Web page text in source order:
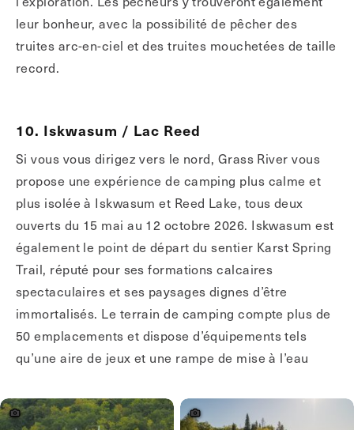
leur bonheur, avec la possibilité de pêcher des
truites arc-en-ciel et des truites mouchetées de taille
record.
10. Iskwasum / Lac Reed
Si vous vous dirigez vers le nord, Grass River vous
propose une expérience de camping plus calme et
plus isolée à Iskwasum et Reed Lake, tous deux
ouverts du 15 mai au 12 octobre 2026. Iskwasum est
également le point de départ du sentier Karst Spring
Trail, réputé pour ses formations calcaires
spectaculaires et ses paysages dignes d’être
immortalisés. Le terrain de camping compte plus de
50 emplacements et dispose d’équipements tels
qu’une aire de jeux et une rampe de mise à l’eau